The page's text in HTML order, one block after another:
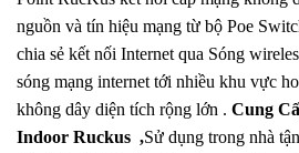
nguồn và tín hiệu mạng từ bộ Poe
chia sẻ kết nối Internet qua Sóng
sóng mạng internet tới nhiều khu vực
không dây diện tích rộng lớn . Cung
Indoor Ruckus ,Sử dụng trong nhà